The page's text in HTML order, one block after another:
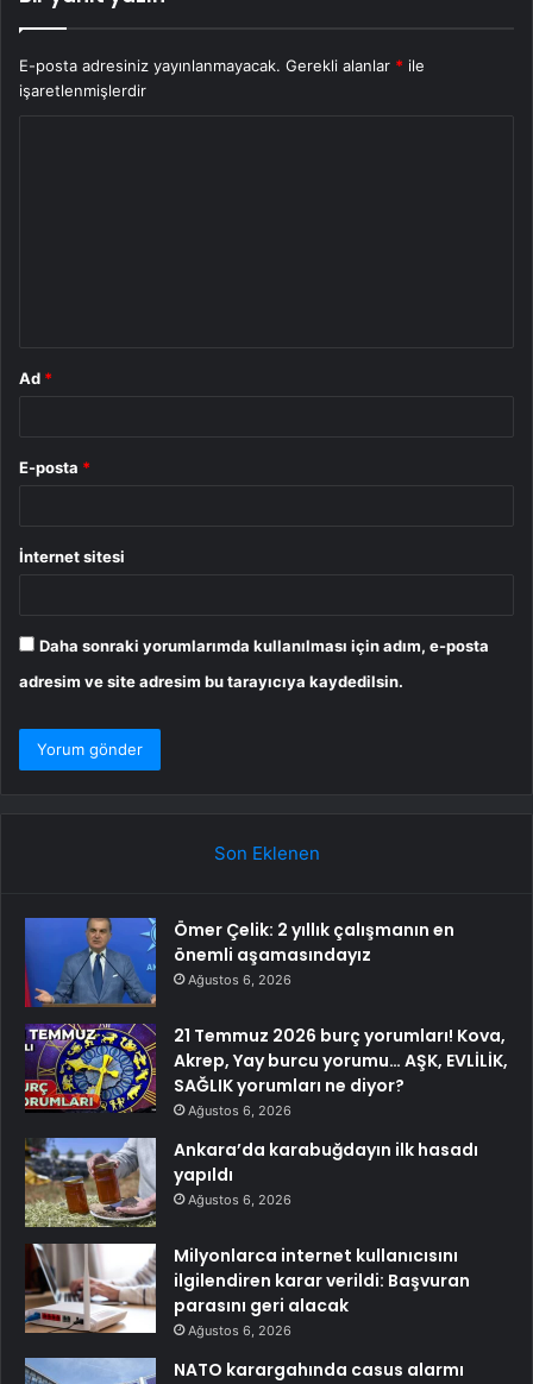
E-posta adresiniz yayınlanmayacak. Gerekli alanlar * ile
işaretlenmişlerdir
Ad *
E-posta *
İnternet sitesi
Daha sonraki yorumlarımda kullanılması için adım, e-posta
adresim ve site adresim bu tarayıcıya kaydedilsin.
Son Eklenen
Ömer Çelik: 2 yıllık çalışmanın en
önemli aşamasındayız
Ağustos 6, 2026
21 Temmuz 2026 burç yorumları! Kova,
Akrep, Yay burcu yorumu… AŞK, EVLİLİK,
SAĞLIK yorumları ne diyor?
Ağustos 6, 2026
Ankara’da karabuğdayın ilk hasadı
yapıldı
Ağustos 6, 2026
Milyonlarca internet kullanıcısını
ilgilendiren karar verildi: Başvuran
parasını geri alacak
Ağustos 6, 2026
NATO karargahında casus alarmı